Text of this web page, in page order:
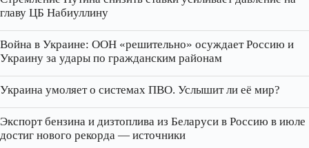
главу ЦБ Набиуллину
Война в Украине: ООН «решительно» осуждает Россию и
Украину за удары по гражданским районам
Украина умоляет о системах ПВО. Услышит ли её мир?
Экспорт бензина и дизтоплива из Беларуси в Россию в июле
достиг нового рекорда — источники